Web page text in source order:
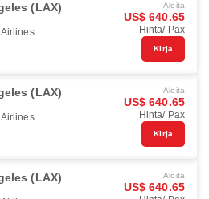
(LAX) Aloita
US$ 640.65
Hinta/ Pax
Kirja
(LAX) Aloita
US$ 640.65
Hinta/ Pax
Kirja
(LAX) Aloita
US$ 640.65